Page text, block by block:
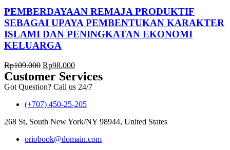
PEMBERDAYAAN REMAJA PRODUKTIF
SEBAGAI UPAYA PEMBENTUKAN KARAKTER
ISLAMI DAN PENINGKATAN EKONOMI
KELUARGA
Rp109.000 Rp98.000
Customer Services
Got Question? Call us 24/7
(+707) 450-25-205
268 St, South New York/NY 98944, United States
oriobook@domain.com